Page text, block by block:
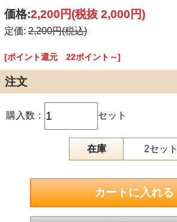
価格:2,200円(税抜 2,000円)
定価:2,200円(税込)
[ポイント還元 22ポイント～]
注文
購入数： セット
在庫 2セット